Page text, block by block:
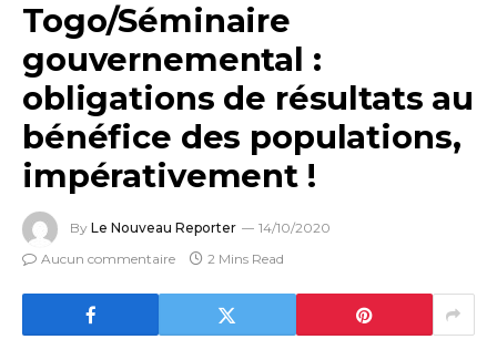
Togo/Séminaire
gouvernemental :
obligations de résultats au
bénéfice des populations,
impérativement !
By Le Nouveau Reporter
14/10/2020
Aucun commentaire
2 Mins Read